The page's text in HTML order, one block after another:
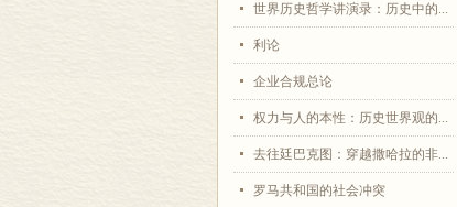
世界历史哲学讲演录：历史中的...
利论
企业合规总论
权力与人的本性：历史世界观的...
去往廷巴克图：穿越撒哈拉的非...
罗马共和国的社会冲突